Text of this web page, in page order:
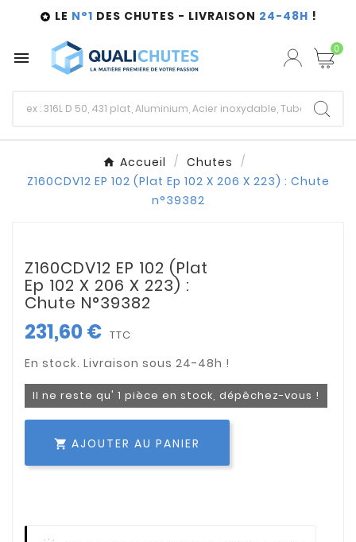
 LE N°1 DES CHUTES - LIVRAISON 24-48H !
 0
Accueil
Chutes
Z160CDV12 EP 102 (Plat Ep 102 X 206 X 223) : Chute
n°39382
Z160CDV12 EP 102 (Plat
Ep 102 X 206 X 223) :
Chute N°39382
231,60 € TTC
Il ne reste qu' 1 pièce en stock, dépêchez-vous !
 AJOUTER AU PANIER